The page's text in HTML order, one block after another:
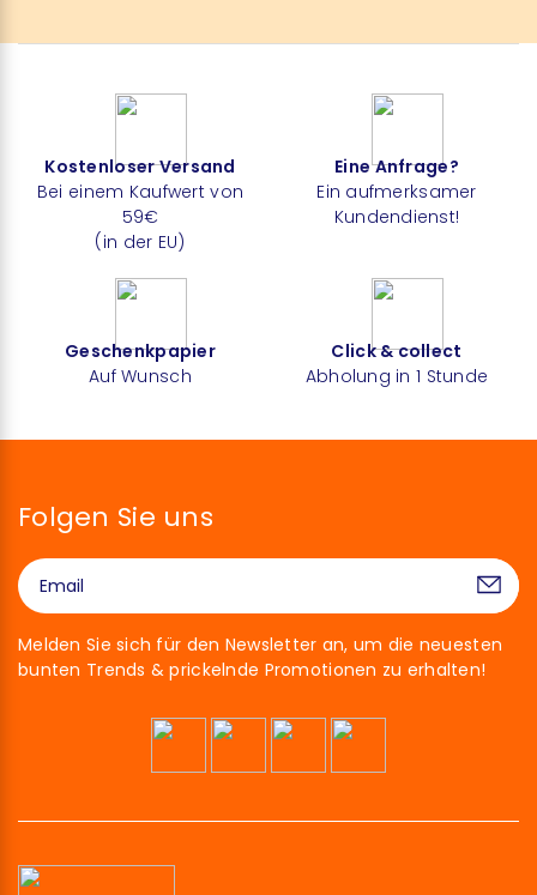
Kostenloser Versand
Bei einem Kaufwert von
59€
(in der EU)
Eine Anfrage?
Ein aufmerksamer
Kundendienst!
Geschenkpapier
Auf Wunsch
Click & collect
Abholung in 1 Stunde
Folgen Sie uns
Melden Sie sich für den Newsletter an, um die neuesten
bunten Trends & prickelnde Promotionen zu erhalten!